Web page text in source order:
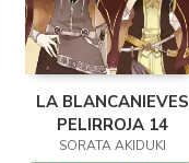
LA BLANCANIEVES
PELIRROJA 14
SORATA AKIDUKI